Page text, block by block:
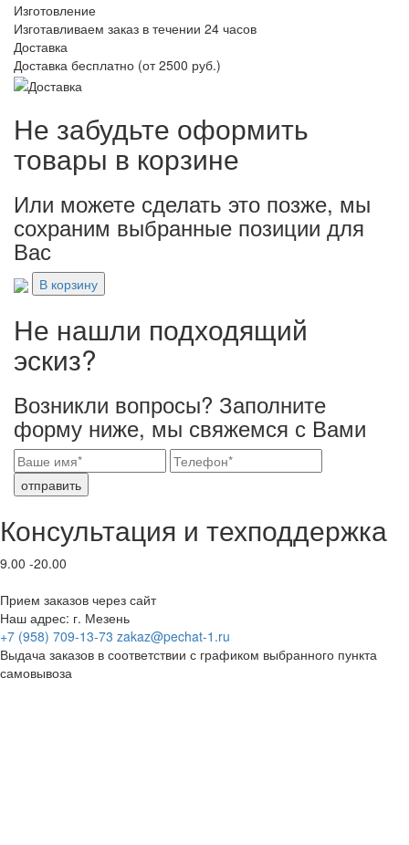
Изготовление
Изготавливаем заказ в течении 24 часов
Доставка
Доставка бесплатно (от 2500 руб.)
Не забудьте оформить
товары в корзине
Или можете сделать это позже, мы
сохраним выбранные позиции для
Вас
В корзину
Не нашли подходящий
эскиз?
Возникли вопросы? Заполните
форму ниже, мы свяжемся с Вами
отправить
Консультация и техподдержка
9.00 -20.00
Прием заказов через сайт
Наш адрес: г. Мезень
+7 (958) 709-13-73 zakaz@pechat-1.ru
Выдача заказов в соответствии с графиком выбранного пункта
самовывоза